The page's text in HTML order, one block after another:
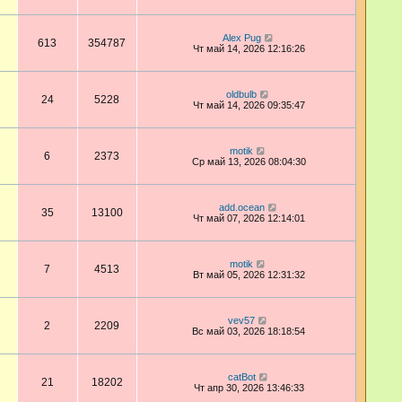
613 354787
Alex Pug
Чт май 14, 2026 12:16:26
24 5228
oldbulb
Чт май 14, 2026 09:35:47
6 2373
motik
Ср май 13, 2026 08:04:30
35 13100
add.ocean
Чт май 07, 2026 12:14:01
7 4513
motik
Вт май 05, 2026 12:31:32
2 2209
vev57
Вс май 03, 2026 18:18:54
21 18202
catBot
Чт апр 30, 2026 13:46:33